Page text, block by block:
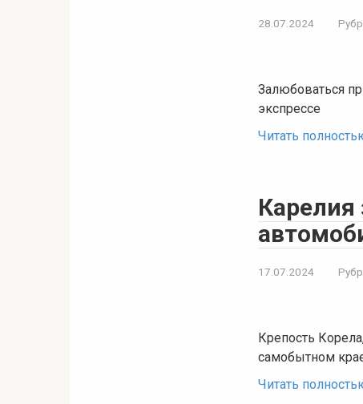
28.07.2024
Залюбоваться
экспрессе
Читать
Карелия
17.07.2024
Крепость
самобытном
Читать